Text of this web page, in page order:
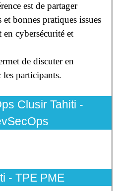
est de partager
bonnes pratiques issues
cybersécurité et
de discuter en
participants.
Clusir Tahiti -
- TPE PME